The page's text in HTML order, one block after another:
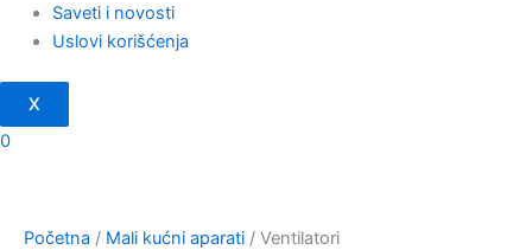
Saveti i novosti
Uslovi korišćenja
X
0
Početna / Mali kućni aparati / Ventilatori